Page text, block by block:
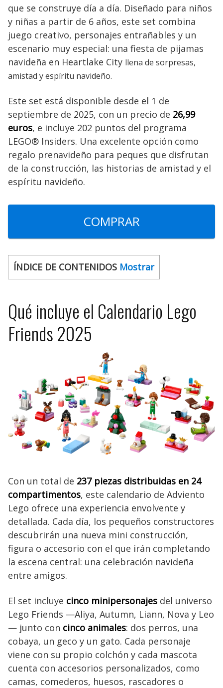
que se construye día a día. Diseñado para niños
y niñas a partir de 6 años, este set combina
juego creativo, personajes entrañables y un
escenario muy especial: una fiesta de pijamas
navideña en Heartlake City llena de sorpresas,
amistad y espíritu navideño.
Este set está disponible desde el 1 de
septiembre de 2025, con un precio de 26,99
euros, e incluye 202 puntos del programa
LEGO® Insiders. Una excelente opción como
regalo prenavideño para peques que disfrutan
de la construcción, las historias de amistad y el
espíritu navideño.
COMPRAR
ÍNDICE DE CONTENIDOS Mostrar
Qué incluye el Calendario Lego
Friends 2025
Con un total de 237 piezas distribuidas en 24
compartimentos, este calendario de Adviento
Lego ofrece una experiencia envolvente y
detallada. Cada día, los pequeños constructores
descubrirán una nueva mini construcción,
figura o accesorio con el que irán completando
la escena central: una celebración navideña
entre amigos.
El set incluye cinco minipersonajes del universo
Lego Friends —Aliya, Autumn, Liann, Nova y Leo
— junto con cinco animales: dos perros, una
cobaya, un geco y un gato. Cada personaje
viene con su propio colchón y cada mascota
cuenta con accesorios personalizados, como
camas, comederos, huesos, rascadores o